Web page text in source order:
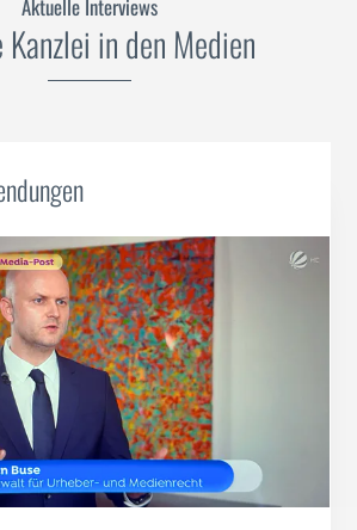
Aktuelle Interviews
Kanzlei in den Medien